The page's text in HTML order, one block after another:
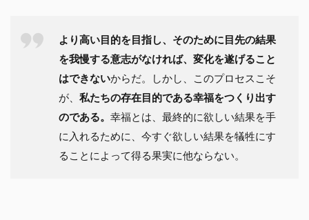
より高い目的を目指し、そのために目先の結果
を我慢する意志がなければ、変化を遂げること
はできないからだ。しかし、このプロセスこそ
が、 私たちの存在目的である幸福をつくり出す
のである。 幸福とは、最終的に欲しい結果を手
に入れるために、今すぐ欲しい結果を犠牲にす
ることによって得る果実に他ならない。